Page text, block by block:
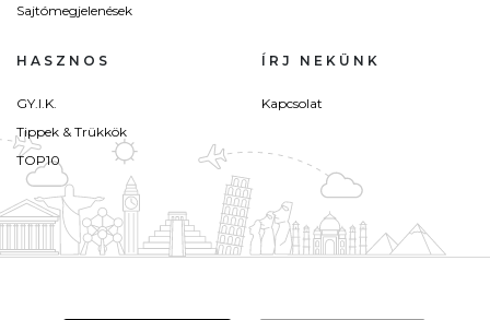
Sajtómegjelenések
HASZNOS
GY.I.K.
Tippek & Trükkök
TOP10
ÍRJ NEKÜNK
Kapcsolat